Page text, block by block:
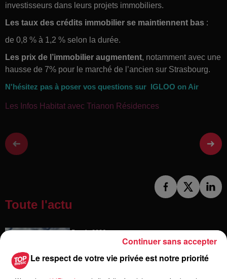
investisseurs dans leurs projets immobiliers.
Les taux des crédits immobilier se maintiennent bas :
de 0,8 % à 1,2 % selon la durée.
Les prix de l’immobilier augmentent, notamment avec une
hausse de 7% pour le marché de l’ancien sur Strasbourg.
N'hésitez pas à poser vos questions sur IGLOO on Air
Les Infos Habitat avec Trianon Résidences
Toute l'actu
5 août 2026
Europa-Park : des précisons sur
l’après Euro-Mir
Le respect de votre vie privée est notre priorité
Continuer sans accepter